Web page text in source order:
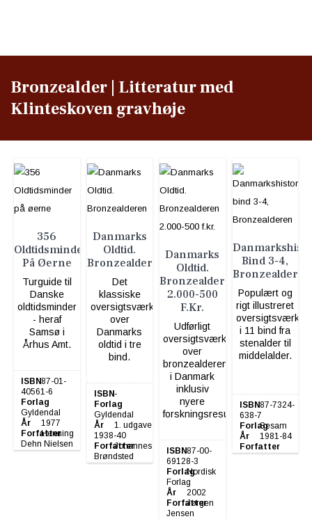
Bronzealder | Litteratur med
Klinteskoven gravhøje
356
Oldtidsminder
På Øerne
Turguide til
Danske
oldtidsminder
- heraf
Samsø i
Århus Amt.
ISBN87-01-
40561-6
Forlag
Gyldendal
År
1977
Forfatter
Henning
Dehn Nielsen
Danmarks
Oldtid.
Bronzealderen
Det
klassiske
oversigtsværk
over
Danmarks
oldtid i tre
bind.
ISBN-
Forlag
Gyldendal
År
1. udgave
1938-40
ForfatterJohannes
Brøndsted
Danmarks
Oldtid.
Bronzealderen
2.000-500
F.kr.
Udførligt
oversigtsværk
over
bronzealderen
i Danmark
inklusiv
nyere
forskningsresultater.
ISBN87-00-
69128-3
ForlagNordisk
Forlag
År
2002
Forfatter
Jørgen
Jensen
Bind 3-4,
Bronzealderen
Populært og
rigt illustreret
oversigtsværk
i 11 bind fra
stenalder til
middelalder.
ISBN87-7324-
638-7
ForlagSesam
År
1981-84
Forfatter
-